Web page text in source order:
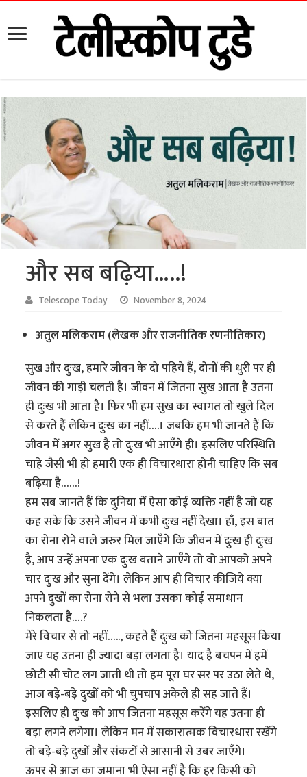
और सब बढ़िया…..!
Telescope Today November 8, 2024
अतुल मलिकराम (लेखक और राजनीतिक रणनीतिकार)
सुख और दुःख, हमारे जीवन के दो पहिये हैं, दोनों की धुरी पर ही
जीवन की गाड़ी चलती है। जीवन में जितना सुख आता है उतना
ही दुःख भी आता है। फिर भी हम सुख का स्वागत तो खुले दिल
से करते हैं लेकिन दुःख का नहीं….। जबकि हम भी जानते हैं कि
जीवन में अगर सुख है तो दुःख भी आएँगे ही। इसलिए परिस्थिति
चाहे जैसी भी हो हमारी एक ही विचारधारा होनी चाहिए कि सब
बढ़िया है……!
हम सब जानते हैं कि दुनिया में ऐसा कोई व्यक्ति नहीं है जो यह
कह सके कि उसने जीवन में कभी दुःख नहीं देखा। हाँ, इस बात
का रोना रोने वाले जरुर मिल जाएँगे कि जीवन में दुःख ही दुःख
है, आप उन्हें अपना एक दुःख बताने जाएँगे तो वो आपको अपने
चार दुःख और सुना देंगे। लेकिन आप ही विचार कीजिये क्या
अपने दुखों का रोना रोने से भला उसका कोई समाधान
निकलता है….?
मेरे विचार से तो नहीं….., कहते हैं दुःख को जितना महसूस किया
जाए यह उतना ही ज्यादा बड़ा लगता है। याद है बचपन में हमें
छोटी सी चोट लग जाती थी तो हम पूरा घर सर पर उठा लेते थे,
आज बड़े-बड़े दुखों को भी चुपचाप अकेले ही सह जाते हैं।
इसलिए ही दुःख को आप जितना महसूस करेंगे यह उतना ही
बड़ा लगने लगेगा। लेकिन मन में सकारात्मक विचारधारा रखेंगे
तो बड़े-बड़े दुखों और संकटों से आसानी से उबर जाएँगे।
ऊपर से आज का जमाना भी ऐसा नहीं है कि हर किसी को